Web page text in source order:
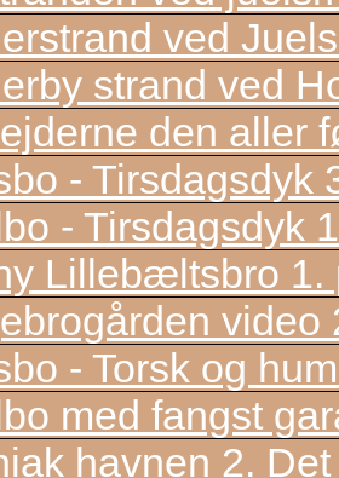
ved
strand ved
den aller
- Tirsdagsdyk
- Tirsdagsdyk
Lillebæltsbro 1.
video
- Torsk og
med fangst
havnen 2.